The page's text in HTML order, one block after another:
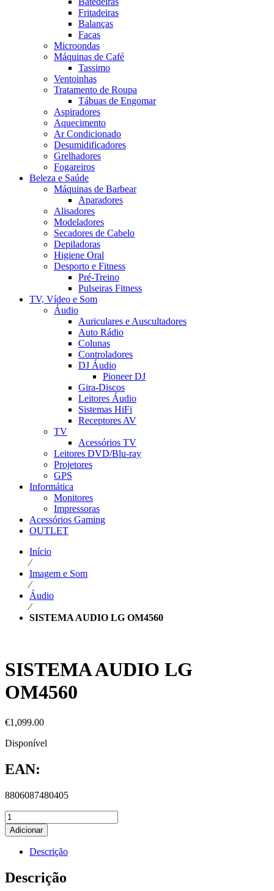
Fritadeiras
Balanças
Facas
Microondas
Máquinas de Café
Tassimo
Ventoinhas
Tratamento de Roupa
Tábuas de Engomar
Aspiradores
Aquecimento
Ar Condicionado
Desumidificadores
Grelhadores
Fogareiros
Beleza e Saúde
Máquinas de Barbear
Aparadores
Alisadores
Modeladores
Secadores de Cabelo
Depiladoras
Higiene Oral
Desporto e Fitness
Pré-Treino
Pulseiras Fitness
TV, Vídeo e Som
Áudio
Auriculares e Auscultadores
Auto Rádio
Colunas
Controladores
DJ Áudio
Pioneer DJ
Gira-Discos
Leitores Áudio
Sistemas HiFi
Receptores AV
TV
Acessórios TV
Leitores DVD/Blu-ray
Projetores
GPS
Informática
Monitores
Impressoras
Acessórios Gaming
OUTLET
Início
⁄
Imagem e Som
⁄
Áudio
⁄
SISTEMA AUDIO LG OM4560
SISTEMA AUDIO LG
OM4560
€1,099.00
Disponível
EAN:
8806087480405
Adicionar
Descrição
Descrição